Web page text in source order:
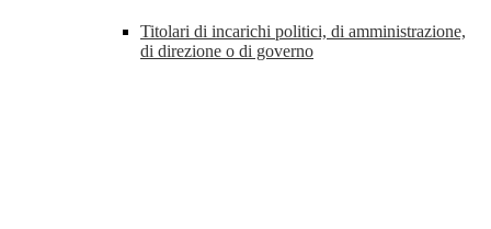
Titolari di incarichi politici, di amministrazione,
di direzione o di governo